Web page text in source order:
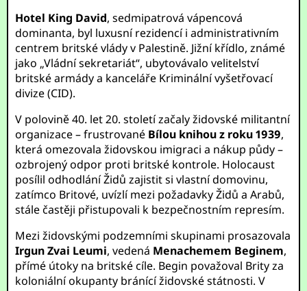
Hotel King David, sedmipatrová vápencová
dominanta, byl luxusní rezidencí i administrativním
centrem britské vlády v Palestině. Jižní křídlo, známé
jako „Vládní sekretariát“, ubytovávalo velitelství
britské armády a kanceláře Kriminální vyšetřovací
divize (CID).
V polovině 40. let 20. století začaly židovské militantní
organizace – frustrované Bílou knihou z roku 1939,
která omezovala židovskou imigraci a nákup půdy –
ozbrojený odpor proti britské kontrole. Holocaust
posílil odhodlání Židů zajistit si vlastní domovinu,
zatímco Britové, uvízlí mezi požadavky Židů a Arabů,
stále častěji přistupovali k bezpečnostním represím.
Mezi židovskými podzemními skupinami prosazovala
Irgun Zvai Leumi, vedená Menachemem Beginem,
přímé útoky na britské cíle. Begin považoval Brity za
koloniální okupanty bránící židovské státnosti. V